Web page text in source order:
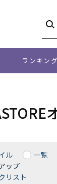
ランキング
ル
一覧
ップ
リスト